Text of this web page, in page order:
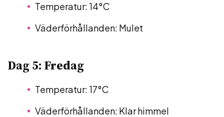
Temperatur: 14°C
Väderförhållanden: Mulet
Dag 5: Fredag
Temperatur: 17°C
Väderförhållanden: Klar himmel